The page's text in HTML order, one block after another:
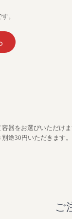
。
器をお選びいただけま
途30円いただきます。
ご